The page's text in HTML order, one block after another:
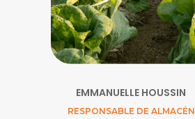
EMMANUELLE HOUSSIN
RESPONSABLE DE ALMACÉN